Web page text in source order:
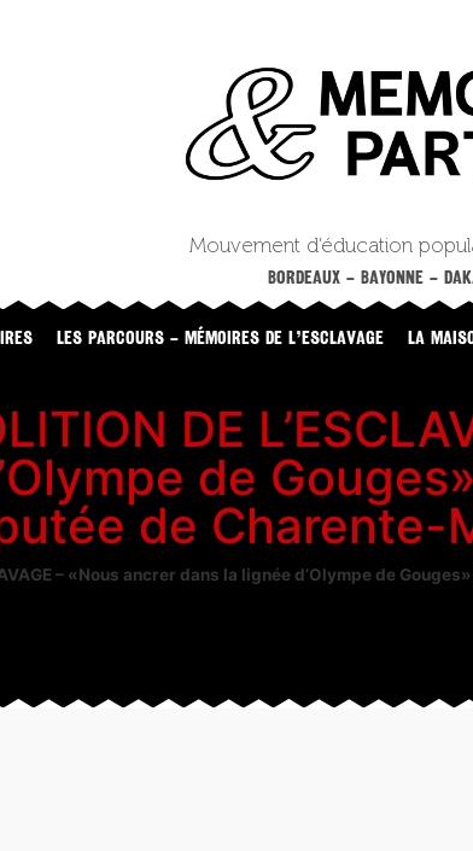
Mouvement d’éducation
BORDEAUX – BAYONNE –
LES PARCOURS – MÉMOIRES DE L’ESCLAVAGE LA
DE
de
de Charente-
– «Nous ancrer dans la lignée d’Olympe de